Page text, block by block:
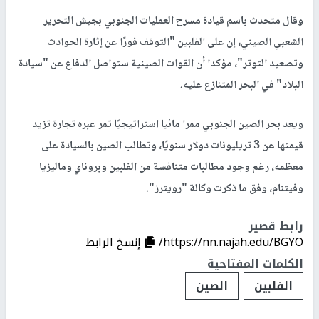
وقال متحدث باسم قيادة مسرح العمليات الجنوبي بجيش التحرير
الشعبي الصيني، إن على الفلبين "التوقف فورًا عن إثارة الحوادث
وتصعيد التوتر"، مؤكدا أن القوات الصينية ستواصل الدفاع عن "سيادة
البلاد" في البحر المتنازع عليه.
ويعد بحر الصين الجنوبي ممرا مائيا استراتيجيًا تمر عبره تجارة تزيد
قيمتها عن 3 تريليونات دولار سنويًا، وتطالب الصين بالسيادة على
معظمه، رغم وجود مطالبات متنافسة من الفلبين وبروناي وماليزيا
وفيتنام، وفق ما ذكرت وكالة "رويترز".
رابط قصير
https://nn.najah.edu/BGYO/
إنسخ الرابط
الكلمات المفتاحية
الفلبين
الصين